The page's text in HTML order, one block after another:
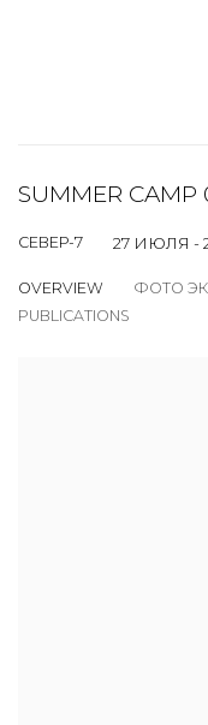
SUMMER CAMP
СЕВЕР-7 27 ИЮЛЯ -
OVERVIEW ФОТО
PUBLICATIONS